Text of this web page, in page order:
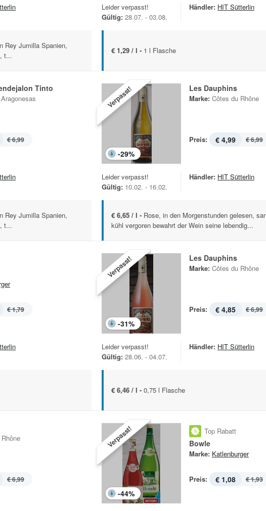
Rey Jumilla Spanien,
t...
Leider verpasst!
Gültig: 28.07. - 03.08.
Händler: HIT Sütterlin
€ 1,29 / l - 1 l Flasche
Tinto
€ 6,99
Rey Jumilla Spanien,
t...
Verpasst!
-29%
Les Dauphins
Marke: Côtes du Rhône
Preis: € 4,99 € 6,99
Leider verpasst!
Gültig: 10.02. - 16.02.
Händler: HIT Sütterlin
€ 6,65 / l - Rose, in den Morgenstunden gelesen,
kühl vergoren bewahrt der Wein seine lebendig...
€ 1,79
Verpasst!
-31%
Les Dauphins
Marke: Côtes du Rhône
Preis: € 4,85 € 6,99
Leider verpasst!
Gültig: 28.06. - 04.07.
Händler: HIT Sütterlin
€ 6,46 / l - 0,75 l Flasche
€ 6,99
Verpasst!
-44%
Top Rabatt
Bowle
Marke: Katlenburger
Preis: € 1,08 € 1,93